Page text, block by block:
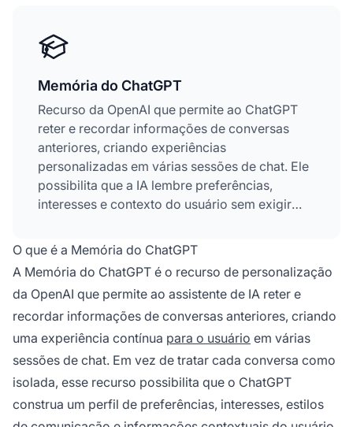
Memória do ChatGPT
Recurso da OpenAI que permite ao ChatGPT
reter e recordar informações de conversas
anteriores, criando experiências
personalizadas em várias sessões de chat. Ele
possibilita que a IA lembre preferências,
interesses e contexto do usuário sem exigir
detecta e armazena automaticamente
controle sobre o que é lembrado. Esse
mecanismo de personalização melhora a
experiência ao tornar o ChatGPT cada vez
mais adaptado às necessidades e estilos de
trabalho individuais.
O que é a Memória do ChatGPT
A Memória do ChatGPT é o recurso de personalização
da OpenAI que permite ao assistente de IA reter e
recordar informações de conversas anteriores, criando
uma experiência contínua para o usuário em várias
sessões de chat. Em vez de tratar cada conversa como
isolada, esse recurso possibilita que o ChatGPT
construa um perfil de preferências, interesses, estilos